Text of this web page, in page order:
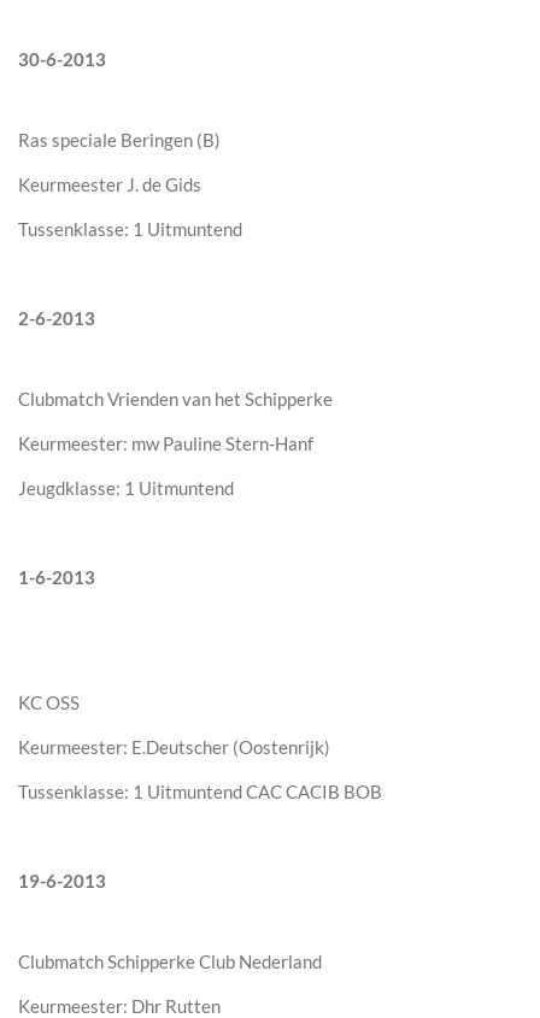
30-6-2013
Ras speciale Beringen (B)
Keurmeester J. de Gids
Tussenklasse: 1 Uitmuntend
2-6-2013
Clubmatch Vrienden van het Schipperke
Keurmeester: mw Pauline Stern-Hanf
Jeugdklasse: 1 Uitmuntend
1-6-2013
KC OSS
Keurmeester: E.Deutscher (Oostenrijk)
Tussenklasse: 1 Uitmuntend CAC CACIB BOB
19-6-2013
Clubmatch Schipperke Club Nederland
Keurmeester: Dhr Rutten